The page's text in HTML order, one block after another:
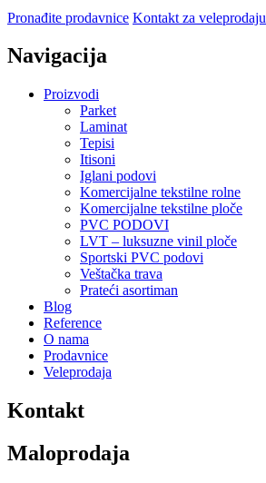
Pronađite prodavnice Kontakt za veleprodaju
Navigacija
Proizvodi
Parket
Laminat
Tepisi
Itisoni
Iglani podovi
Komercijalne tekstilne rolne
Komercijalne tekstilne ploče
PVC PODOVI
LVT – luksuzne vinil ploče
Sportski PVC podovi
Veštačka trava
Prateći asortiman
Blog
Reference
O nama
Prodavnice
Veleprodaja
Kontakt
Maloprodaja